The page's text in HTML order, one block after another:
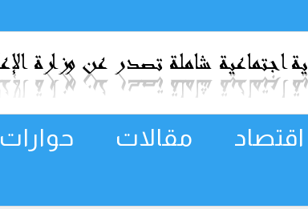
اقتصاد مقالات حوارات